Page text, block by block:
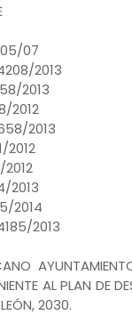
07
2013
2013
2012
2013
2012
2013
2014
2013
AL PLAN DE
2030.